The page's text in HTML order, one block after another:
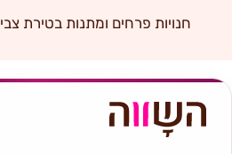
חנויות פרחים ומתנות בטירת צבי